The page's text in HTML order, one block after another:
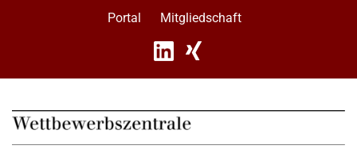
Portal Mitgliedschaft